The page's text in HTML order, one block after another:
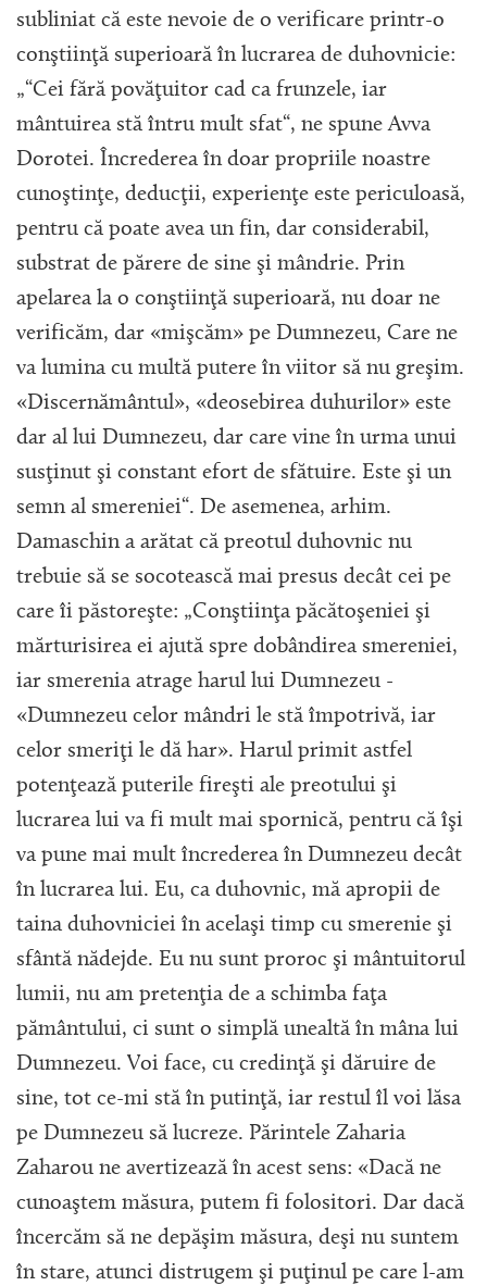
subliniat că este nevoie de o verificare printr-o
conştiinţă superioară în lucrarea de duhovnicie:
„“Cei fără povăţuitor cad ca frunzele, iar
mântuirea stă întru mult sfat“, ne spune Avva
Dorotei. Încrederea în doar propriile noastre
cunoştinţe, deducţii, experienţe este periculoasă,
pentru că poate avea un fin, dar considerabil,
substrat de părere de sine şi mândrie. Prin
apelarea la o conştiinţă superioară, nu doar ne
verificăm, dar «mişcăm» pe Dumnezeu, Care ne
va lumina cu multă putere în viitor să nu greşim.
«Discernământul», «deosebirea duhurilor» este
dar al lui Dumnezeu, dar care vine în urma unui
susţinut şi constant efort de sfătuire. Este şi un
semn al smereniei“. De asemenea, arhim.
Damaschin a arătat că preotul duhovnic nu
trebuie să se socotească mai presus decât cei pe
care îi păstoreşte: „Conştiinţa păcătoşeniei şi
mărturisirea ei ajută spre dobândirea smereniei,
iar smerenia atrage harul lui Dumnezeu -
«Dumnezeu celor mândri le stă împotrivă, iar
celor smeriţi le dă har». Harul primit astfel
potenţează puterile fireşti ale preotului şi
lucrarea lui va fi mult mai spornică, pentru că îşi
va pune mai mult încrederea în Dumnezeu decât
în lucrarea lui. Eu, ca duhovnic, mă apropii de
taina duhovniciei în acelaşi timp cu smerenie şi
sfântă nădejde. Eu nu sunt proroc şi mântuitorul
lumii, nu am pretenţia de a schimba faţa
pământului, ci sunt o simplă unealtă în mâna lui
Dumnezeu. Voi face, cu credinţă şi dăruire de
sine, tot ce-mi stă în putinţă, iar restul îl voi lăsa
pe Dumnezeu să lucreze. Părintele Zaharia
Zaharou ne avertizează în acest sens: «Dacă ne
cunoaştem măsura, putem fi folositori. Dar dacă
încercăm să ne depăşim măsura, deşi nu suntem
în stare, atunci distrugem şi puţinul pe care l-am